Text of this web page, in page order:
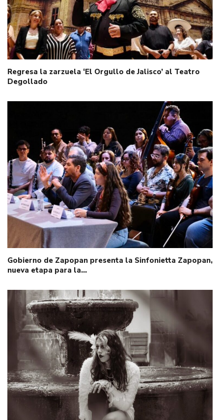
Regresa la zarzuela ‘El Orgullo de Jalisco’ al Teatro
Degollado
Gobierno de Zapopan presenta la Sinfonietta Zapopan,
nueva etapa para la…